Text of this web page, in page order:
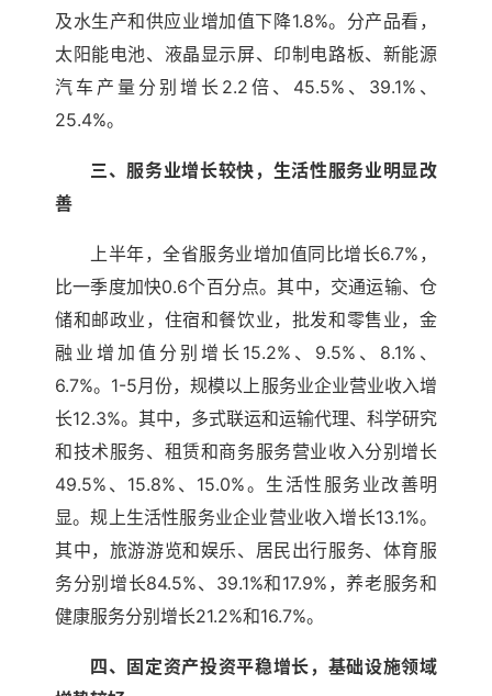
及水生产和供应业增加值下降1.8%。分产品看，
太阳能电池、液晶显示屏、印制电路板、新能源
汽车产量分别增长2.2倍、45.5%、39.1%、
25.4%。
三、服务业增长较快，生活性服务业明显改
善
上半年，全省服务业增加值同比增长6.7%，
比一季度加快0.6个百分点。其中，交通运输、仓
储和邮政业，住宿和餐饮业，批发和零售业，金
融业增加值分别增长15.2%、9.5%、8.1%、
6.7%。1-5月份，规模以上服务业企业营业收入增
长12.3%。其中，多式联运和运输代理、科学研究
和技术服务、租赁和商务服务营业收入分别增长
49.5%、15.8%、15.0%。生活性服务业改善明
显。规上生活性服务业企业营业收入增长13.1%。
其中，旅游游览和娱乐、居民出行服务、体育服
务分别增长84.5%、39.1%和17.9%，养老服务和
健康服务分别增长21.2%和16.7%。
四、固定资产投资平稳增长，基础设施领域